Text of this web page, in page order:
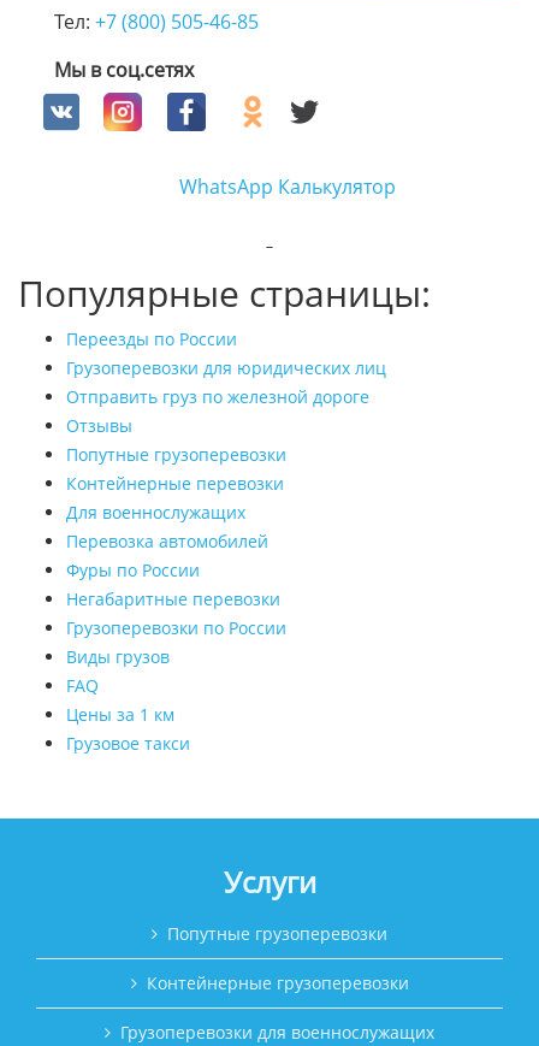
Тел: +7 (800) 505-46-85
Мы в соц.сетях
WhatsApp Калькулятор
Популярные страницы:
Переезды по России
Грузоперевозки для юридических лиц
Отправить груз по железной дороге
Отзывы
Попутные грузоперевозки
Контейнерные перевозки
Для военнослужащих
Перевозка автомобилей
Фуры по России
Негабаритные перевозки
Грузоперевозки по России
Виды грузов
FAQ
Цены за 1 км
Грузовое такси
Услуги
Попутные грузоперевозки
Контейнерные грузоперевозки
Грузоперевозки для военнослужащих